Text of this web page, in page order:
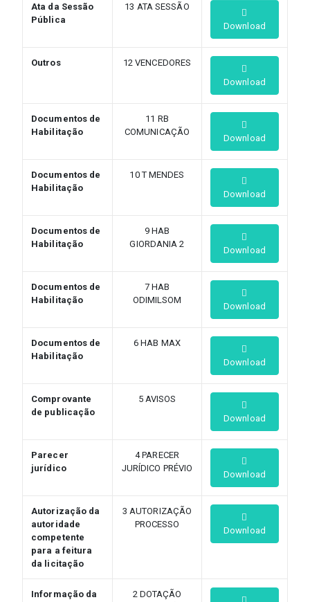
Ata da Sessão
Pública
13 ATA SESSÃO
Download
Outros
12 VENCEDORES
Download
Documentos de
Habilitação
11 RB
COMUNICAÇÃO
Download
Documentos de
Habilitação
10 T MENDES
Download
Documentos de
Habilitação
9 HAB
GIORDANIA 2
Download
Documentos de
Habilitação
7 HAB
ODIMILSOM
Download
Documentos de
Habilitação
6 HAB MAX
Download
Comprovante
de publicação
5 AVISOS
Download
Parecer
jurídico
4 PARECER
JURÍDICO PRÉVIO
Download
Autorização da
autoridade
competente
para a feitura
da licitação
3 AUTORIZAÇÃO
PROCESSO
Download
Informação da
2 DOTAÇÃO